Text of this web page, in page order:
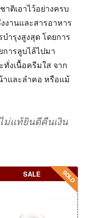
ติเอาไว้อย่างครบ
งานและสารอาหาร
ำรุงสูงสุด โดยการ
ารลูบไล้ไปมา
งเนื้อครีมใส จาก
าและลำคอ หรือแม้
ม่แท้ยินดีคืนเงิน
SALE